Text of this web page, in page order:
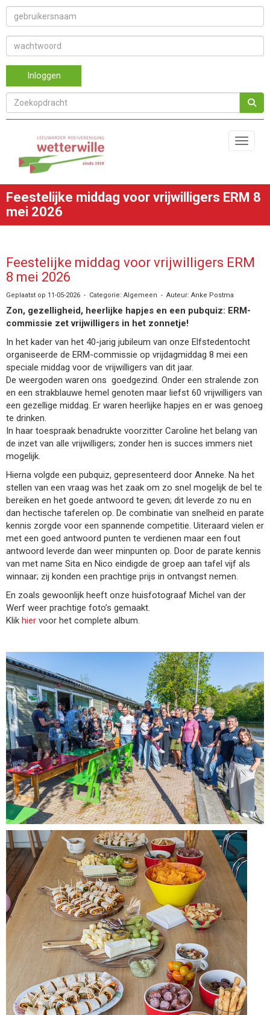
Inloggen
Feestelijke middag voor vrijwilligers ERM 8
mei 2026
Feestelijke middag voor vrijwilligers ERM
8 mei 2026
Geplaatst op 11-05-2026 - Categorie: Algemeen - Auteur: Anke Postma
Zon, gezelligheid, heerlijke hapjes en een pubquiz: ERM-
commissie zet vrijwilligers in het zonnetje!
In het kader van het 40-jarig jubileum van onze Elfstedentocht
organiseerde de ERM-commissie op vrijdagmiddag 8 mei een
speciale middag voor de vrijwilligers van dit jaar.
De weergoden waren ons goedgezind. Onder een stralende zon
en een strakblauwe hemel genoten maar liefst 60 vrijwilligers van
een gezellige middag. Er waren heerlijke hapjes en er was genoeg
te drinken.
In haar toespraak benadrukte voorzitter Caroline het belang van
de inzet van alle vrijwilligers; zonder hen is succes immers niet
mogelijk.
Hierna volgde een pubquiz, gepresenteerd door Anneke. Na het
stellen van een vraag was het zaak om zo snel mogelijk de bel te
bereiken en het goede antwoord te geven; dit leverde zo nu en
dan hectische taferelen op. De combinatie van snelheid en parate
kennis zorgde voor een spannende competitie. Uiteraard vielen er
met een goed antwoord punten te verdienen maar een fout
antwoord leverde dan weer minpunten op. Door de parate kennis
van met name Sita en Nico eindigde de groep aan tafel vijf als
winnaar; zij konden een prachtige prijs in ontvangst nemen.
En zoals gewoonlijk heeft onze huisfotograaf Michel van der
Werf weer prachtige foto’s gemaakt.
Klik hier voor het complete album.